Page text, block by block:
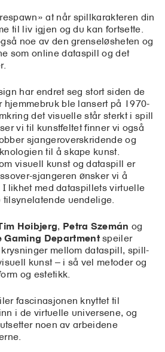
at når spillkarakteren din
til liv igjen og du kan fortsette.
noe av den grenseløsheten og
som online dataspill og det
har endret seg stort siden de
hjemmebruk ble lansert på 1970-
det visuelle står sterkt i spill
vi til kunstfeltet finner vi også
sjangeroverskridende og
til å skape kunst.
visuell kunst og dataspill er
sjangeren ønsker vi å
likhet med dataspillets virtuelle
uendelige.
Høibjerg, Petra Szemán og
Gaming Departmentspeiler
mellom dataspill, spill-
kunst – i så vel metoder og
og estetikk.
fascinasjonen knyttet til
i de virtuelle universene, og
noen av arbeidene